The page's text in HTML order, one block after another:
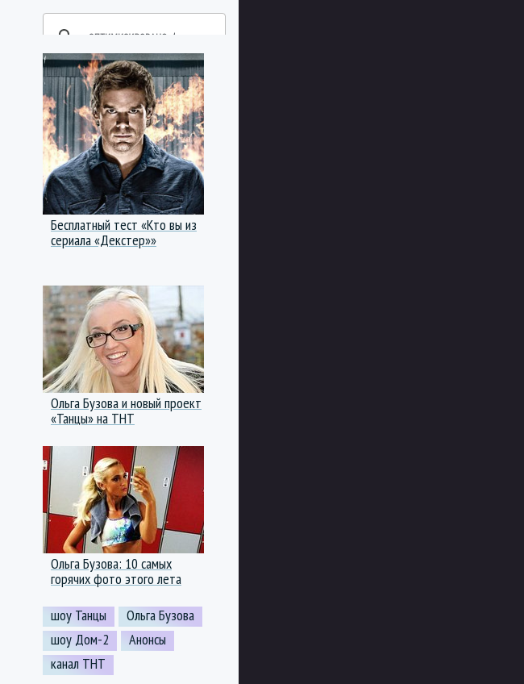
Бесплатный тест «Кто вы из
сериала «Декстер»»
Ольга Бузова и новый проект
«Танцы» на ТНТ
Ольга Бузова: 10 самых
горячих фото этого лета
шоу Танцы
Ольга Бузова
шоу Дом-2
Анонсы
канал ТНТ